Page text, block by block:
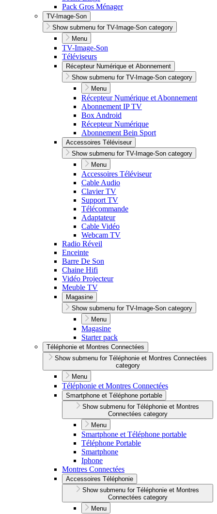
Pack Gros Ménager
TV-Image-Son
Show submenu for TV-Image-Son category
Menu
TV-Image-Son
Téléviseurs
Récepteur Numérique et Abonnement
Show submenu for TV-Image-Son category
Menu
Récepteur Numérique et Abonnement
Abonnement IP TV
Box Android
Récepteur Numérique
Abonnement Bein Sport
Accessoires Téléviseur
Show submenu for TV-Image-Son category
Menu
Accessoires Téléviseur
Cable Audio
Clavier TV
Support TV
Télécommande
Adaptateur
Cable Vidéo
Webcam TV
Radio Réveil
Enceinte
Barre De Son
Chaine Hifi
Vidéo Projecteur
Meuble TV
Magasine
Show submenu for TV-Image-Son category
Menu
Magasine
Starter pack
Téléphonie et Montres Connectées
Show submenu for Téléphonie et Montres Connectées
category
Menu
Téléphonie et Montres Connectées
Smartphone et Téléphone portable
Show submenu for Téléphonie et Montres
Connectées category
Menu
Smartphone et Téléphone portable
Téléphone Portable
Smartphone
Iphone
Montres Connectées
Accessoires Téléphonie
Show submenu for Téléphonie et Montres
Connectées category
Menu